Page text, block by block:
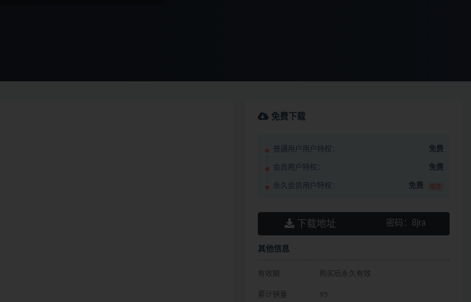
免费下载
普通用户用户特权： 免费
会员用户特权： 免费
永久会员用户特权： 免费 推荐
下载地址 密码： 8jra
其他信息
有效期 购买后永久有效
累计销量 95